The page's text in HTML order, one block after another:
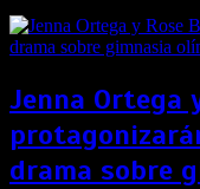
Jenna Ortega
drama sobre